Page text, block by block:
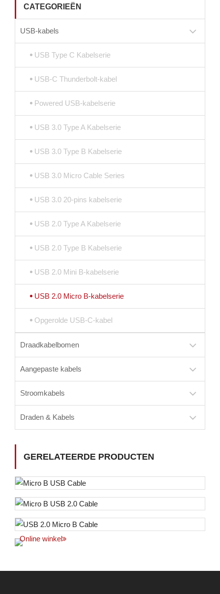
CATEGORIEËN
USB-kabels
USB Type C Kabelserie
USB-C Thunderbolt-kabel
Powered USB-kabelserie
USB 3.0 Type A Kabelserie
USB 3.0 Type B Kabelserie
USB 3.0 Micro Cable Series
USB 3.0 20-pins kabelserie
USB 2.0 Type A Kabelserie
USB 2.0 Type B Kabelserie
USB 2.0 Mini B-kabelserie
USB 2.0 Micro B-kabelserie
Opgerolde USB-C-kabel
Draadkabelbomen
Aangepaste kabels
Stroomkabels
Draden & Kabels
GERELATEERDE PRODUCTEN
Online winkel